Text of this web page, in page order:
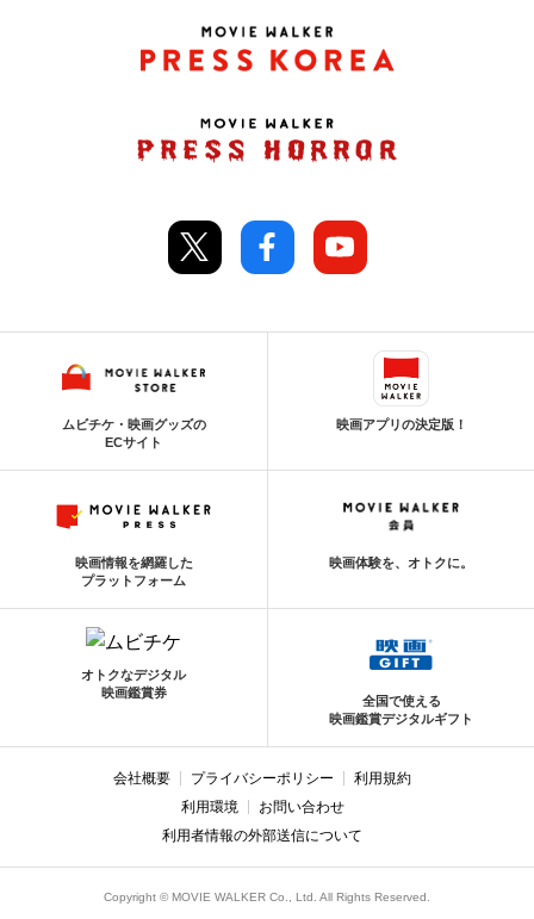
ムビチケ・映画グッズの
ECサイト
映画アプリの決定版！
映画情報を網羅した
プラットフォーム
映画体験を、オトクに。
オトクなデジタル
映画鑑賞券
全国で使える
映画鑑賞デジタルギフト
会社概要 プライバシーポリシー
利用規約
利用環境
お問い合わせ
利用者情報の外部送信について
Copyright © MOVIE WALKER Co., Ltd. All Rights Reserved.